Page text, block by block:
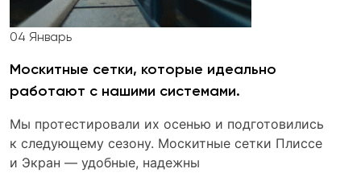
04 Январь
Москитные сетки, которые идеально
работают с нашими системами.
Мы протестировали их осенью и подготовились
к следующему сезону. Москитные сетки Плиссе
и Экран — удобные, надежны